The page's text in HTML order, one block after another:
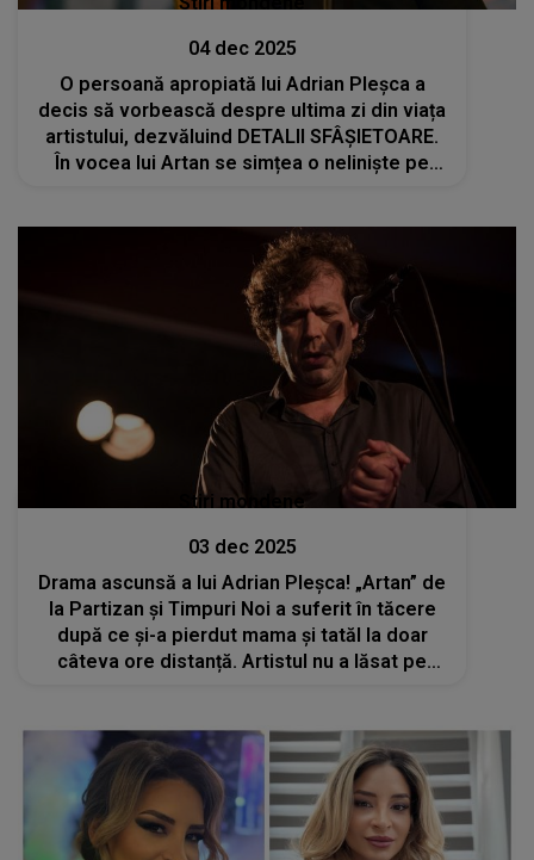
04 dec 2025
O persoană apropiată lui Adrian Pleșca a
decis să vorbească despre ultima zi din viața
artistului, dezvăluind DETALII SFÂȘIETOARE.
În vocea lui Artan se simțea o neliniște pe
Stiri mondene
03 dec 2025
Drama ascunsă a lui Adrian Pleșca! „Artan” de
la Partizan și Timpuri Noi a suferit în tăcere
după ce și-a pierdut mama și tatăl la doar
câteva ore distanță. Artistul nu a lăsat pe